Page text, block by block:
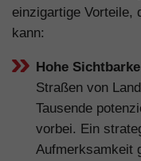
einzigartige Vorteile,
kann:
Hohe
Straßen von
Tausende
vorbei. Ein
Aufmerksamkeit